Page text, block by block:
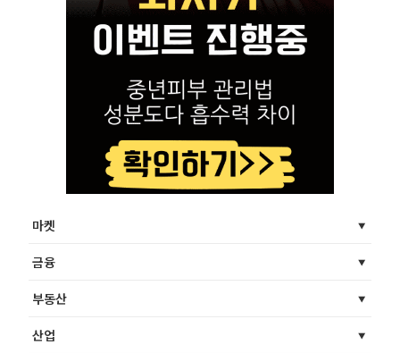
마켓
금융
부동산
산업